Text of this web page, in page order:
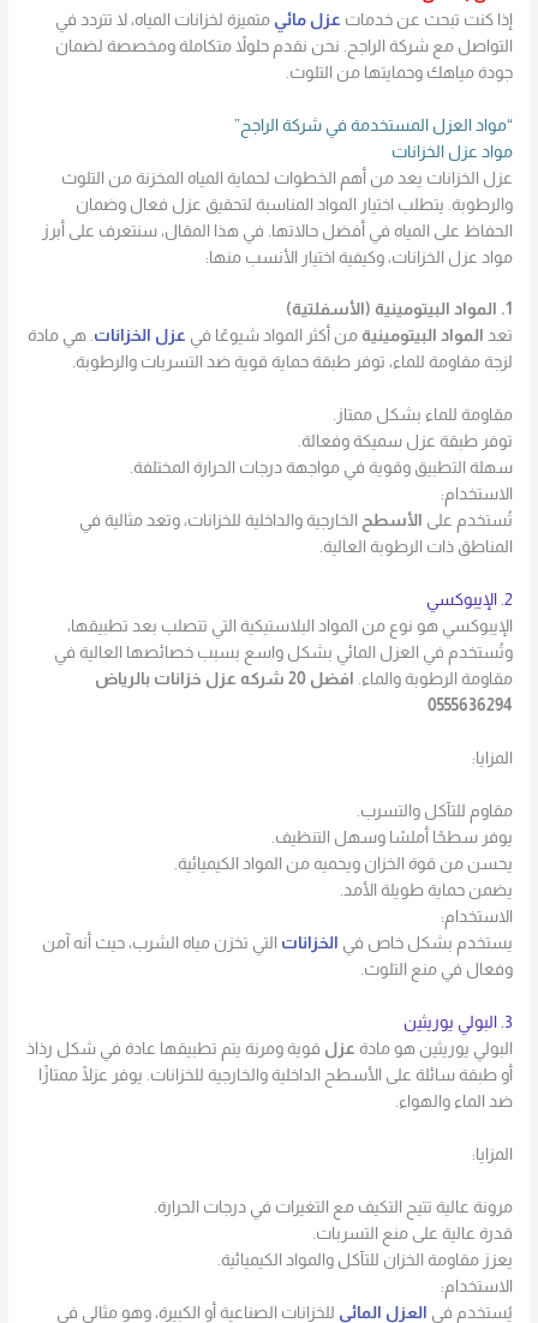
إذا كنت تبحث عن خدمات عزل مائي متميزة لخزانات المياه، لا تتردد في
التواصل مع شركة الراجح. نحن نقدم حلولاً متكاملة ومخصصة لضمان
جودة مياهك وحمايتها من التلوث.
“مواد العزل المستخدمة في شركة الراجح”
مواد عزل الخزانات
عزل الخزانات يعد من أهم الخطوات لحماية المياه المخزنة من التلوث
والرطوبة. يتطلب اختيار المواد المناسبة لتحقيق عزل فعال وضمان
الحفاظ على المياه في أفضل حالاتها. في هذا المقال، سنتعرف على أبرز
مواد عزل الخزانات، وكيفية اختيار الأنسب منها:
1. المواد البيتومينية (الأسفلتية)
تعد المواد البيتومينية من أكثر المواد شيوعًا في عزل الخزانات. هي مادة
لزجة مقاومة للماء، توفر طبقة حماية قوية ضد التسربات والرطوبة.
مقاومة للماء بشكل ممتاز.
توفر طبقة عزل سميكة وفعالة.
سهلة التطبيق وقوية في مواجهة درجات الحرارة المختلفة.
الاستخدام:
تُستخدم على الأسطح الخارجية والداخلية للخزانات، وتعد مثالية في
المناطق ذات الرطوبة العالية.
2. الإيبوكسي
الإيبوكسي هو نوع من المواد البلاستيكية التي تتصلب بعد تطبيقها،
وتُستخدم في العزل المائي بشكل واسع بسبب خصائصها العالية في
مقاومة الرطوبة والماء.
افضل 20 شركه عزل خزانات بالرياض
0555636294
المزايا:
مقاوم للتآكل والتسرب.
يوفر سطحًا أملسًا وسهل التنظيف.
يحسن من قوة الخزان ويحميه من المواد الكيميائية.
يضمن حماية طويلة الأمد.
الاستخدام:
يستخدم بشكل خاص في
الخزانات التي تخزن مياه الشرب، حيث أنه آمن
وفعال في منع التلوث.
3. البولي يوريثين
البولي يوريثين هو مادة عزل قوية ومرنة يتم تطبيقها عادة في شكل رذاذ
أو طبقة سائلة على الأسطح الداخلية والخارجية للخزانات. يوفر عزلًا ممتازًا
ضد الماء والهواء.
المزايا:
مرونة عالية تتيح التكيف مع التغيرات في درجات الحرارة.
قدرة عالية على منع التسربات.
يعزز مقاومة الخزان للتآكل والمواد الكيميائية.
الاستخدام:
يُستخدم في العزل المائي للخزانات الصناعية أو الكبيرة، وهو مثالي في